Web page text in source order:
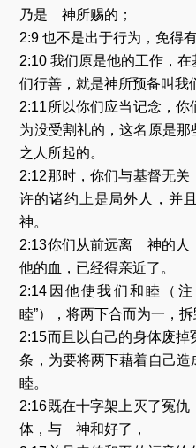
乃是 神所赐的；
2:9 也不是出于行为，免得
2:10 我们原是他的工作，
们行善，就是神所预备叫我
2:11所以你们应当记念，
为没受割礼的，这名原是
之人所起的。
2:12那时，你们与基督无
许的诸约上是局外人，并
神。
2:13你们从前远离 神的人
他的血，已经得亲近了。
2:14因他使我们和睦（
睦”），将两下合而为一，
2:15而且以自己的身体废
条，为要将两下藉着自己
睦。
2:16既在十字架上灭了冤
体，与 神和好了，